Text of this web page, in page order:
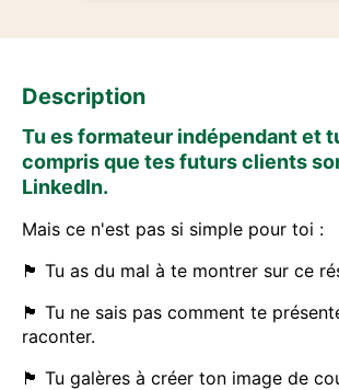
Description
Tu es formateur indépendant et
compris que tes futurs clients
LinkedIn.
Mais ce n'est pas si simple pour toi :
🏴 Tu as du mal à te montrer sur ce
🏴 Tu ne sais pas comment te
raconter.
🏴 Tu galères à créer ton image de